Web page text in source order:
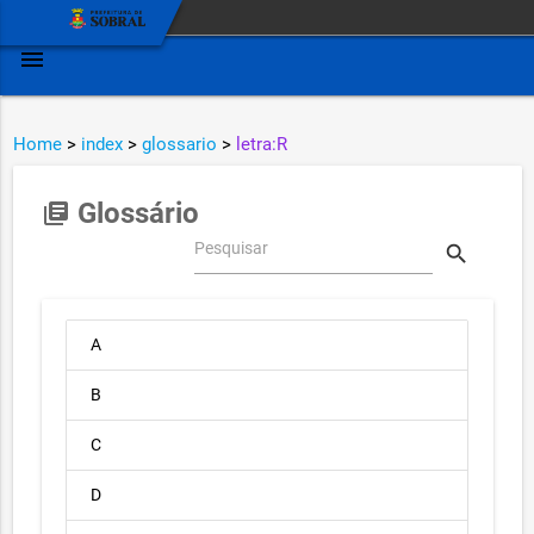
menu
Home > index > glossario > letra:R
library_books Glossário
search
Pesquisar
A
B
C
D